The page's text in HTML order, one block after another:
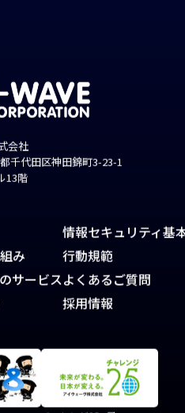
会社
千代田区神田錦町3-23-1
13階
み
サービス
情報セキュリティ基
行動規範
よくあるご質問
採用情報